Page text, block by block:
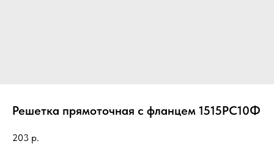
Решетка прямоточная с фланцем 1515РС10Ф
203 р.